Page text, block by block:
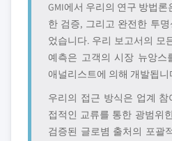
GMI에서 우리의 연구 방법론
한 검증, 그리고 완전한 투
었습니다. 우리 보고서의 모
예측은 고객의 시장 뉴앙스
애널리스트에 의해 개발됩니
우리의 접근 방식은 업계
접적인 교류를 통한 광범위
검증된 글로볌 출처의 포괄